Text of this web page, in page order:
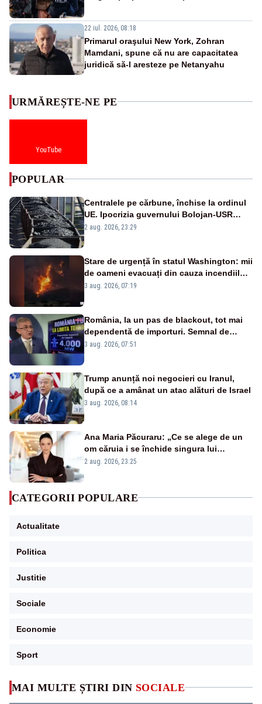
22 iul. 2026, 08:18
Primarul oraşului New York, Zohran
Mamdani, spune că nu are capacitatea
juridică să-l aresteze pe Netanyahu
MAI MULTE ȘTIRI DIN SOCIALE
URMĂREȘTE-NE PE
YouTube
POPULAR
Centralele pe cărbune, închise la ordinul
UE. Ipocrizia guvernului Bolojan-USR
după starea de alertă
2 aug. 2026, 23:29
Stare de urgență în statul Washington: mii
de oameni evacuați din cauza incendiilor
puternice de vegetație
3 aug. 2026, 07:19
România, la un pas de blackout, tot mai
dependentă de importuri. Semnal de
alarmă tras de un expert în energie
3 aug. 2026, 07:51
Trump anunță noi negocieri cu Iranul,
după ce a amânat un atac alături de Israel
3 aug. 2026, 08:14
Ana Maria Păcuraru: „Ce se alege de un
om căruia i se închide singura lui
portiță?”
2 aug. 2026, 23:25
CATEGORII POPULARE
Actualitate
Politica
Justitie
Sociale
Economie
Sport